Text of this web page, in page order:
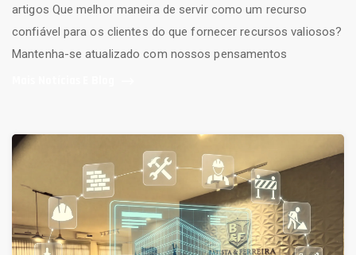
artigos Que melhor maneira de servir como um recurso
confiável para os clientes do que fornecer recursos valiosos?
Mantenha-se atualizado com nossos pensamentos